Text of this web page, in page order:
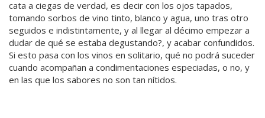
cata a ciegas de verdad, es decir con los ojos tapados,
tomando sorbos de vino tinto, blanco y agua, uno tras otro
seguidos e indistintamente, y al llegar al décimo empezar a
dudar de qué se estaba degustando?, y acabar confundidos.
Si esto pasa con los vinos en solitario, qué no podrá suceder
cuando acompañan a condimentaciones especiadas, o no, y
en las que los sabores no son tan nítidos.